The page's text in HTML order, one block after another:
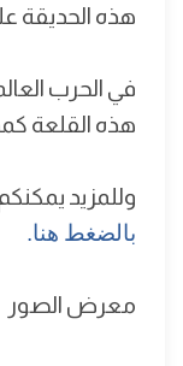
هذه الحديقة
في الحرب
هذه القلعة
وللمزيد
بالضغط هنا.
معرض الصور